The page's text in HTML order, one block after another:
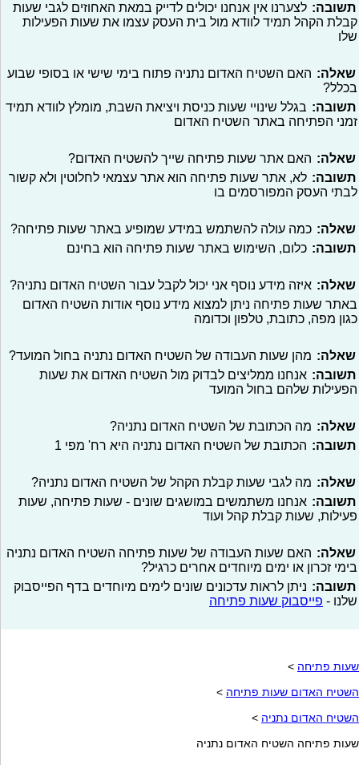
תשובה: לצערנו אין אנחנו יכולים לדייק במאת האחוזים לגבי שעות
קבלת הקהל תמיד לוודא מול בית העסק עצמו את שעות הפעילות
שלו
שאלה: האם השטיח האדום נתניה פתוח בימי שישי או בסופי שבוע
בכלל?
תשובה: בגלל שינויי שעות כניסת ויציאת השבת, מומלץ לוודא תמיד
זמני הפתיחה באתר השטיח האדום
שאלה: האם אתר שעות פתיחה שייך להשטיח האדום?
תשובה: לא, אתר שעות פתיחה הוא אתר עצמאי לחלוטין ולא קשור
לבתי העסק המפורסמים בו
שאלה: כמה עולה להשתמש במידע שמופיע באתר שעות פתיחה?
תשובה: כלום, השימוש באתר שעות פתיחה הוא בחינם
שאלה: איזה מידע נוסף אני יכול לקבל עבור השטיח האדום נתניה?
באתר שעות פתיחה ניתן למצוא מידע נוסף אודות השטיח האדום
כגון מפה, כתובת, טלפון וכדומה
שאלה: מהן שעות העבודה של השטיח האדום נתניה בחול המועד?
תשובה: אנחנו ממליצים לבדוק מול השטיח האדום את שעות
הפעילות שלהם בחול המועד
שאלה: מה הכתובת של השטיח האדום נתניה?
תשובה: הכתובת של השטיח האדום נתניה היא רח' מפי 1
שאלה: מה לגבי שעות קבלת הקהל של השטיח האדום נתניה?
תשובה: אנחנו משתמשים במושגים שונים - שעות פתיחה, שעות
פעילות, שעות קבלת קהל ועוד
שאלה: האם שעות העבודה של שעות פתיחה השטיח האדום נתניה
בימי זכרון או ימים מיוחדים אחרים כרגיל?
תשובה: ניתן לראות עדכונים שונים לימים מיוחדים בדף הפייסבוק
שלנו - פייסבוק שעות פתיחה
שעות פתיחה >
השטיח האדום שעות פתיחה >
השטיח האדום נתניה >
שעות פתיחה השטיח האדום נתניה